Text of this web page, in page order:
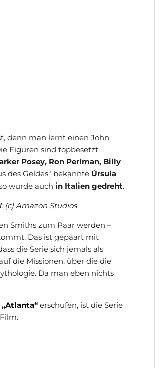
denn man lernt einen John
Figuren sind topbesetzt.
Posey, Ron Perlman, Billy
des Geldes“ bekannte Úrsula
wurde auch in Italien gedreht.
(c) Amazon Studios
Smiths zum Paar werden –
Das ist gepaart mit
die Serie sich jemals als
die Missionen, über die die
Da man eben nichts
„Atlanta“ erschufen, ist die Serie